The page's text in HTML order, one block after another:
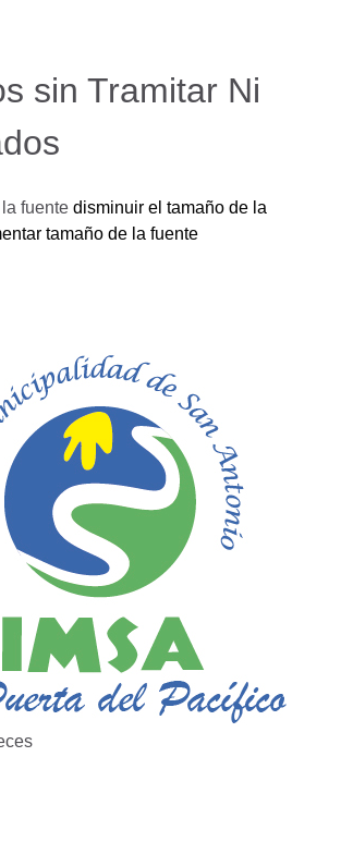
sin Tramitar Ni
fuente disminuir el tamaño de la
tamaño de la fuente